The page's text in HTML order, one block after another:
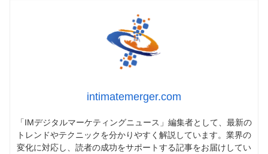
intimatemerger.com
「IMデジタルマーケティングニュース」編集者として、最新の
トレンドやテクニックを分かりやすく解説しています。業界の
変化に対応し、読者の成功をサポートする記事をお届けしてい